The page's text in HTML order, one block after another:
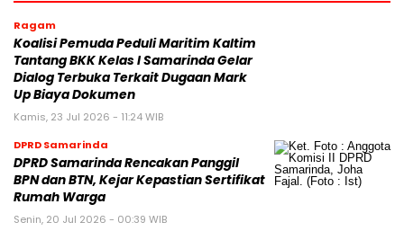
Ragam
Koalisi Pemuda Peduli Maritim Kaltim
Tantang BKK Kelas I Samarinda Gelar
Dialog Terbuka Terkait Dugaan Mark
Up Biaya Dokumen
Kamis, 23 Jul 2026 - 11:24 WIB
DPRD Samarinda
DPRD Samarinda Rencakan Panggil
BPN dan BTN, Kejar Kepastian Sertifikat
Rumah Warga
Senin, 20 Jul 2026 - 00:39 WIB